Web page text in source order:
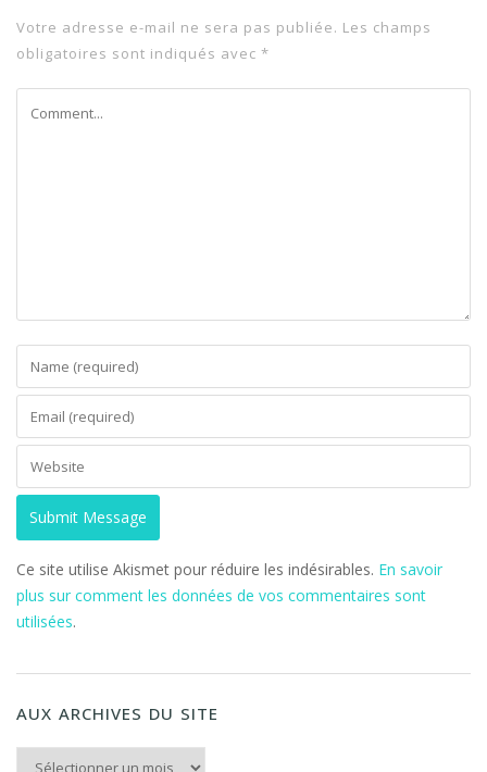
Votre adresse e-mail ne sera pas publiée. Les champs
obligatoires sont indiqués avec *
Ce site utilise Akismet pour réduire les indésirables. En savoir
plus sur comment les données de vos commentaires sont
utilisées.
AUX ARCHIVES DU SITE